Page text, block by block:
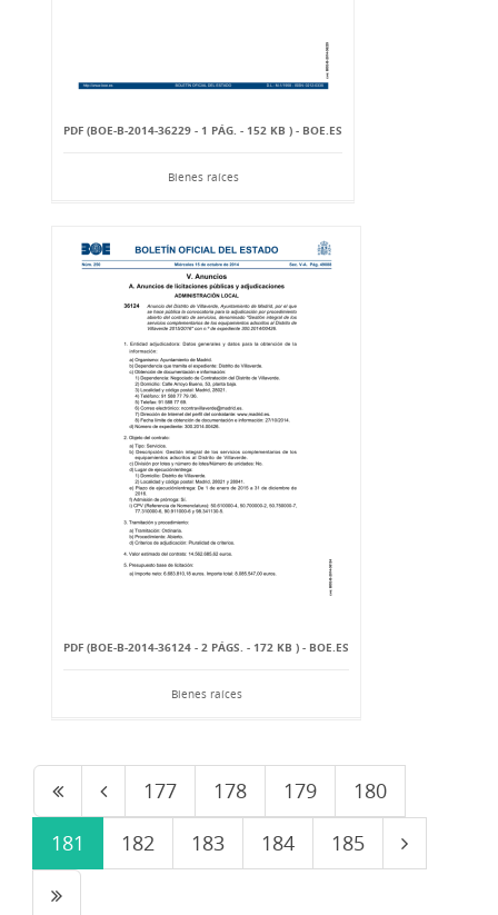
PDF (BOE-B-2014-36229 - 1 PÁG. - 152 KB ) - BOE.ES
Bienes raíces
PDF (BOE-B-2014-36124 - 2 PÁGS. - 172 KB ) - BOE.ES
Bienes raíces
177 178 179
180
181
182 183 184 185